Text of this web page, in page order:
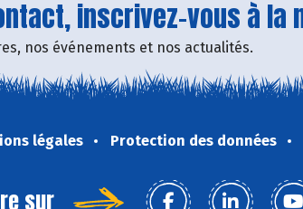
inscrivez-vous à la
nos événements et nos actualités.
légales Protection des données
sur